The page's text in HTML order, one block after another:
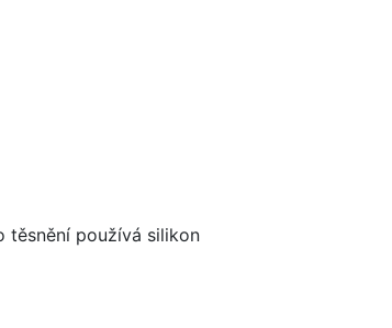
těsnění používá silikon